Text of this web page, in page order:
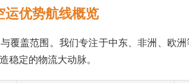
优势航线概览
覆盖范围。我们专注于中东、非洲、欧
稳定的物流大动脉。